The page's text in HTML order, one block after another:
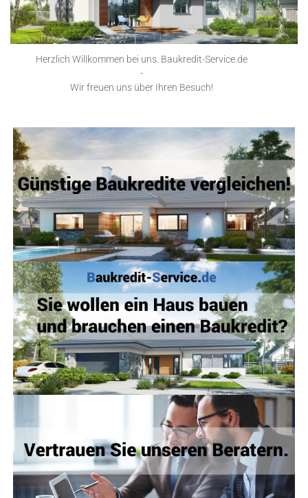
Herzlich Willkommen bei uns. Baukredit-Service.de
-
Wir freuen uns über Ihren Besuch!